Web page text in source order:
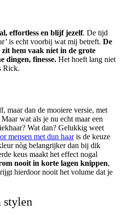
effortless en blijf jezelf. De tijd
is echt voorbij wat mij betreft. De
hem vaak niet in de grote
dingen, finesse. Het hoeft lang niet
Rick.
dan de mooiere versie, met
wat als je nu echt maar een
Wat dan? Gelukkig weet
mensen met dun haaris de keuze
nòg belangrijker dan bij dik
keus maakt het effect nogal
nooit in korte lagen knippen,
hierdoor nooit het volume dat je
stylen